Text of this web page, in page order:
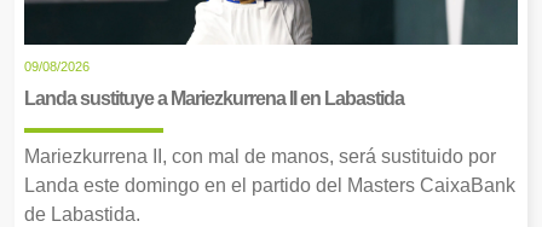
09/08/2026
Landa sustituye a Mariezkurrena II en Labastida
Mariezkurrena II, con mal de manos, será sustituido por
Landa este domingo en el partido del Masters CaixaBank
de Labastida.